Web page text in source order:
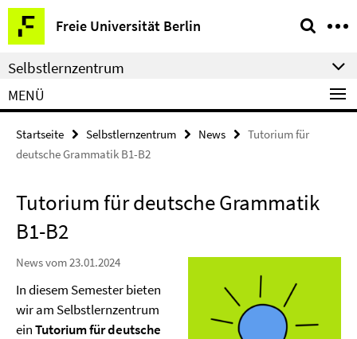
Springe
direkt
zu
Inhalt
Freie Universität Berlin
Service-
Navigation
Selbstlernzentrum
MENÜ
Startseite Selbstlernzentrum News
Tutorium für
deutsche Grammatik B1-B2
Tutorium für deutsche Grammatik
B1-B2
News vom 23.01.2024
In diesem Semester bieten
wir am Selbstlernzentrum
einTutorium für deutsche